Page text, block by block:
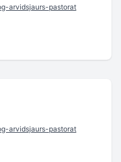
arvidsjaurs-pastorat
arvidsjaurs-pastorat